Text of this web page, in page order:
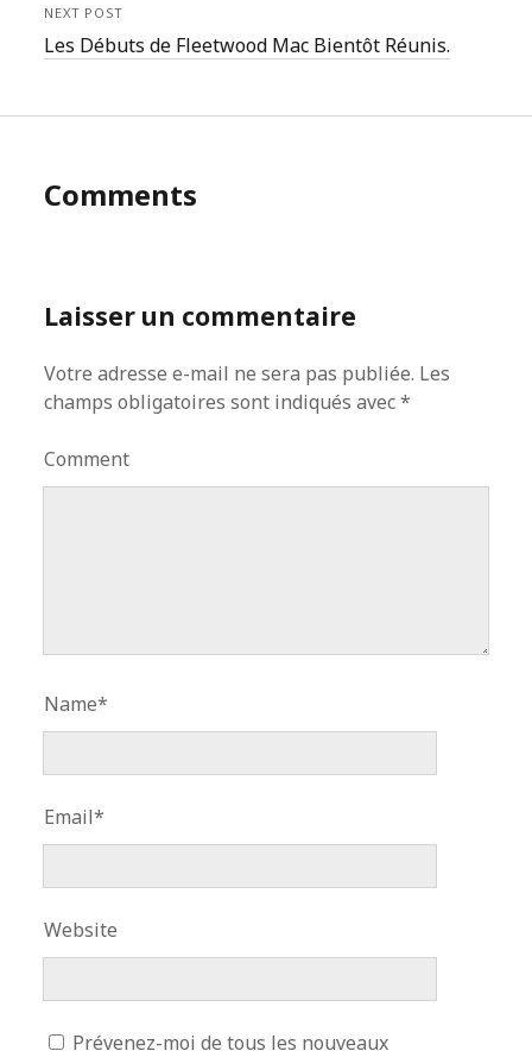
NEXT POST
Les Débuts de Fleetwood Mac Bientôt Réunis.
Comments
Laisser un commentaire
Votre adresse e-mail ne sera pas publiée. Les
champs obligatoires sont indiqués avec*
Comment
Name*
Email*
Website
Prévenez-moi de tous les nouveaux